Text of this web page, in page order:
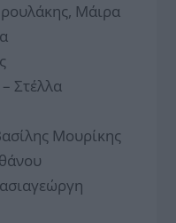
Μάιρα
Στέλλα
Μουρίκης